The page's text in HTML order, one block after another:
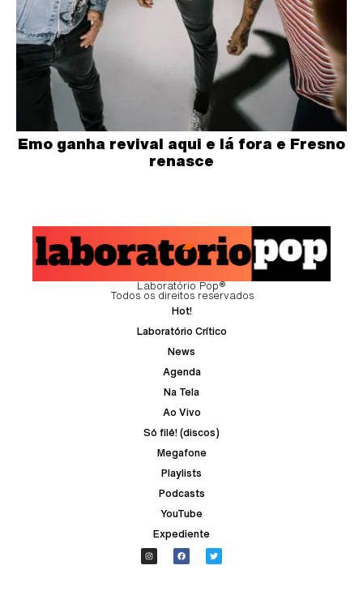
Emo ganha revival aqui e lá fora e Fresno
renasce
Laboratório Pop®
Todos os direitos reservados
Hot!
Laboratório Crítico
News
Agenda
Na Tela
Ao Vivo
Só filé! (discos)
Megafone
Playlists
Podcasts
YouTube
Expediente